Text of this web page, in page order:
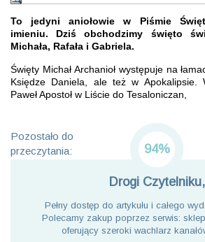
To jedyni aniołowie w Piśmie
imieniu. Dziś obchodzimy święto
Michała, Rafała i Gabriela.
Święty Michał Archanioł występuje na
Księdze Daniela, ale też w Apokalipsie.
Paweł Apostoł w Liście do Tesaloniczan,
Pozostało do
przeczytania:
94%
Drogi Czytelniku,
Pełny dostęp do artykułu i całego
Polecamy zakup poprzez serwis:
oferujący szeroki wachlarz